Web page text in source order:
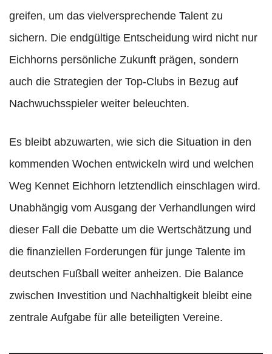
greifen, um das vielversprechende Talent zu
sichern. Die endgültige Entscheidung wird nicht nur
Eichhorns persönliche Zukunft prägen, sondern
auch die Strategien der Top-Clubs in Bezug auf
Nachwuchsspieler weiter beleuchten.
Es bleibt abzuwarten, wie sich die Situation in den
kommenden Wochen entwickeln wird und welchen
Weg Kennet Eichhorn letztendlich einschlagen wird.
Unabhängig vom Ausgang der Verhandlungen wird
dieser Fall die Debatte um die Wertschätzung und
die finanziellen Forderungen für junge Talente im
deutschen Fußball weiter anheizen. Die Balance
zwischen Investition und Nachhaltigkeit bleibt eine
zentrale Aufgabe für alle beteiligten Vereine.